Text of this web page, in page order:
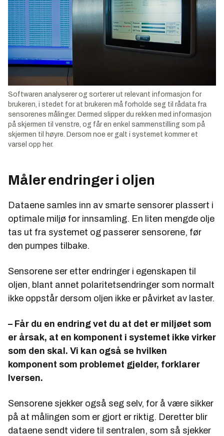
Softwaren analyserer og sorterer ut relevant informasjon for
brukeren, i stedet for at brukeren må forholde seg til rådata fra
sensorenes målinger. Dermed slipper du rekken med informasjon
på skjermen til venstre, og får en enkel sammenstilling som på
skjermen til høyre. Dersom noe er galt i systemet kommer et
varsel opp her.
Måler endringer i oljen
Dataene samles inn av smarte sensorer plassert i
optimale miljø for innsamling. En liten mengde olje
tas ut fra systemet og passerer sensorene, før
den pumpes tilbake.
Sensorene ser etter endringer i egenskapen til
oljen, blant annet polaritetsendringer som normalt
ikke oppstår dersom oljen ikke er påvirket av laster.
– Får du en endring vet du at det er miljøet som
er årsak, at en komponent i systemet ikke virker
som den skal. Vi kan også se hvilken
komponent som problemet gjelder, forklarer
Iversen.
Sensorene sjekker også seg selv, for å være sikker
på at målingen som er gjort er riktig. Deretter blir
dataene sendt videre til sentralen, som så sjekker